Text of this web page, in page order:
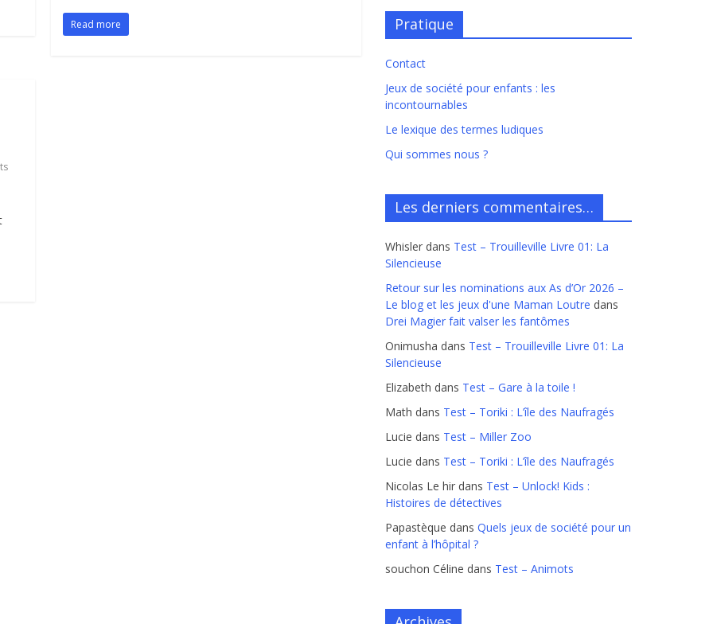
Read more Pratique
Contact
Jeux de société pour enfants : les
incontournables
Le lexique des termes ludiques
Qui sommes nous ?
Les derniers commentaires…
Whisler dans Test – Trouilleville Livre 01: La
Silencieuse
Retour sur les nominations aux As d’Or 2026 –
Le blog et les jeux d'une Maman Loutre dans
Drei Magier fait valser les fantômes
Onimusha dans Test – Trouilleville Livre 01: La
Silencieuse
Elizabeth dans Test – Gare à la toile !
Math dans Test – Toriki : L’île des Naufragés
Lucie dans Test – Miller Zoo
Lucie dans Test – Toriki : L’île des Naufragés
Nicolas Le hir dans Test – Unlock! Kids :
Histoires de détectives
Papastèque dans Quels jeux de société pour un
enfant à l’hôpital ?
souchon Céline dans Test – Animots